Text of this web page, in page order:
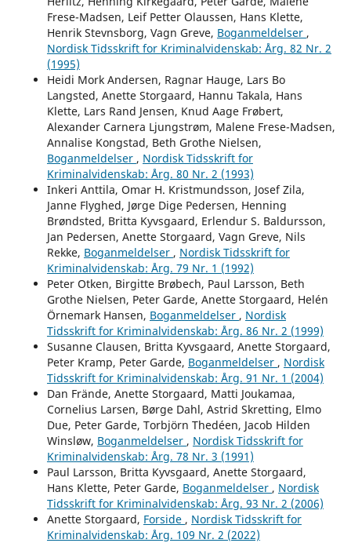
Frese-Madsen, Leif Petter Olaussen, Hans Klette,
Henrik Stevnsborg, Vagn Greve, Boganmeldelser ,
Nordisk Tidsskrift for Kriminalvidenskab: Årg. 82 Nr. 2
(1995)
Heidi Mork Andersen, Ragnar Hauge, Lars Bo
Langsted, Anette Storgaard, Hannu Takala, Hans
Klette, Lars Rand Jensen, Knud Aage Frøbert,
Alexander Carnera Ljungstrøm, Malene Frese-Madsen,
Annalise Kongstad, Beth Grothe Nielsen,
Boganmeldelser , Nordisk Tidsskrift for
Kriminalvidenskab: Årg. 80 Nr. 2 (1993)
Inkeri Anttila, Omar H. Kristmundsson, Josef Zila,
Janne Flyghed, Jørge Dige Pedersen, Henning
Brøndsted, Britta Kyvsgaard, Erlendur S. Baldursson,
Jan Pedersen, Anette Storgaard, Vagn Greve, Nils
Rekke, Boganmeldelser , Nordisk Tidsskrift for
Kriminalvidenskab: Årg. 79 Nr. 1 (1992)
Peter Otken, Birgitte Brøbech, Paul Larsson, Beth
Grothe Nielsen, Peter Garde, Anette Storgaard, Helén
Örnemark Hansen, Boganmeldelser , Nordisk
Tidsskrift for Kriminalvidenskab: Årg. 86 Nr. 2 (1999)
Susanne Clausen, Britta Kyvsgaard, Anette Storgaard,
Peter Kramp, Peter Garde, Boganmeldelser , Nordisk
Tidsskrift for Kriminalvidenskab: Årg. 91 Nr. 1 (2004)
Dan Frände, Anette Storgaard, Matti Joukamaa,
Cornelius Larsen, Børge Dahl, Astrid Skretting, Elmo
Due, Peter Garde, Torbjörn Thedéen, Jacob Hilden
Winsløw, Boganmeldelser , Nordisk Tidsskrift for
Kriminalvidenskab: Årg. 78 Nr. 3 (1991)
Paul Larsson, Britta Kyvsgaard, Anette Storgaard,
Hans Klette, Peter Garde, Boganmeldelser , Nordisk
Tidsskrift for Kriminalvidenskab: Årg. 93 Nr. 2 (2006)
Anette Storgaard, Forside , Nordisk Tidsskrift for
Kriminalvidenskab: Årg. 109 Nr. 2 (2022)